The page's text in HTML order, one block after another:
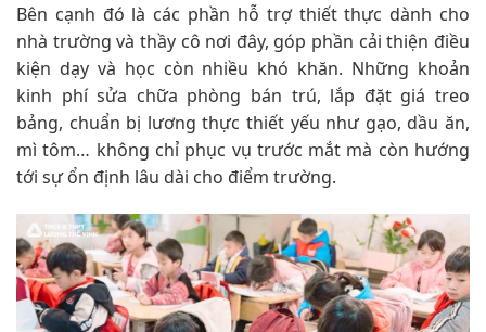
Bên cạnh đó là các phần hỗ trợ thiết thực dành cho
nhà trường và thầy cô nơi đây, góp phần cải thiện điều
kiện dạy và học còn nhiều khó khăn. Những khoản
kinh phí sửa chữa phòng bán trú, lắp đặt giá treo
bảng, chuẩn bị lương thực thiết yếu như gạo, dầu ăn,
mì tôm… không chỉ phục vụ trước mắt mà còn hướng
tới sự ổn định lâu dài cho điểm trường.